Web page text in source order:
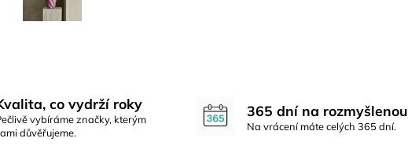
co vydrží roky
vybíráme značky, kterým
důvěřujeme.
365 dní na rozmyšlenou
Na vrácení máte celých 365 dní.